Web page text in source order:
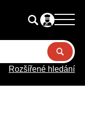
Rozšířené hledání